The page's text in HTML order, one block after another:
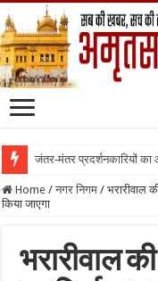
जंतर-मंतर प्रदर्शनकारियों
Home / नगर निगम / भरारीवाल
किया जाएगा
भरारीवाल